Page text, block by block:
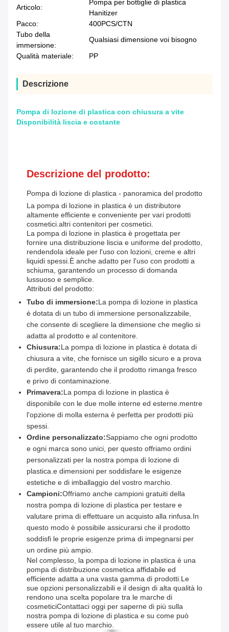
Articolo:
Pompa per bottiglie di plastica
Hanitizer
Pacco:
400PCS/CTN
Tubo della
immersione:
Qualsiasi dimensione voi bisogno
Qualità materiale:
PP
Descrizione
Pompa di lozione di plastica con chiusura a vite
Disponibilità liscia e costante
Descrizione del prodotto:
Pompa di lozione di plastica - panoramica del prodotto
La pompa di lozione in plastica è un distributore
altamente efficiente e conveniente per vari prodotti
cosmetici.altri contenitori per cosmetici.
La pompa di lozione in plastica è progettata per
fornire una distribuzione liscia e uniforme del prodotto,
rendendola ideale per l'uso con lozioni, creme e altri
liquidi spessi.È anche adatto per l'uso con prodotti a
schiuma, garantendo un processo di domanda
lussuoso e semplice.
Attributi del prodotto:
Tubo di immersione:La pompa di lozione in plastica
è dotata di un tubo di immersione personalizzabile,
che consente di scegliere la dimensione che meglio si
adatta al prodotto e al contenitore.
Chiusura:La pompa di lozione in plastica è dotata di
chiusura a vite, che fornisce un sigillo sicuro e a prova
di perdite, garantendo che il prodotto rimanga fresco
e privo di contaminazione.
Primavera:La pompa di lozione in plastica è
disponibile con le due molle interne ed esterne.mentre
l'opzione di molla esterna è perfetta per prodotti più
spessi.
Ordine personalizzato:Sappiamo che ogni prodotto
e ogni marca sono unici, per questo offriamo ordini
personalizzati per la nostra pompa di lozione di
plastica.e dimensioni per soddisfare le esigenze
estetiche e di imballaggio del vostro marchio.
Campioni:Offriamo anche campioni gratuiti della
nostra pompa di lozione di plastica per testare e
valutare prima di effettuare un acquisto alla rinfusa.In
questo modo è possibile assicurarsi che il prodotto
soddisfi le proprie esigenze prima di impegnarsi per
un ordine più ampio.
Nel complesso, la pompa di lozione in plastica è una
pompa di distribuzione cosmetica affidabile ed
efficiente adatta a una vasta gamma di prodotti.Le
sue opzioni personalizzabili e il design di alta qualità lo
rendono una scelta popolare tra le marche di
cosmeticiContattaci oggi per saperne di più sulla
nostra pompa di lozione di plastica e su come può
essere utile al tuo marchio.